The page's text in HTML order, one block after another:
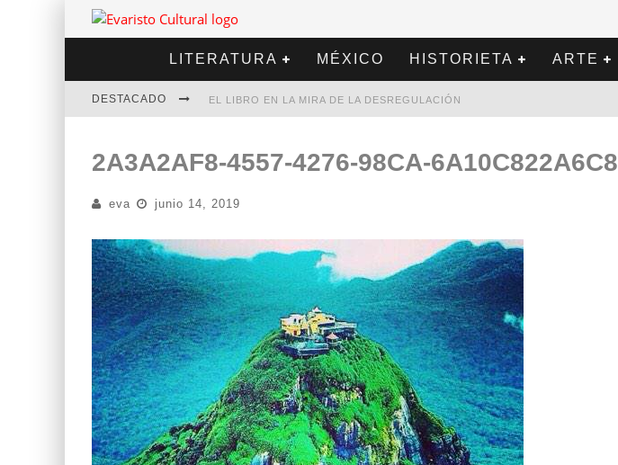
LITERATURA MÉXICO HISTORIETA ARTE
DESTACADO EL LIBRO EN LA MIRA DE LA DESREGULACIÓN
DIEGO MERET | HOTEL ACAPULCO
ALEJANDRA CORREA | LA NIEVE
2A3A2AF8-4557-4276-98CA-6A10C822A6C8
eva junio 14, 2019